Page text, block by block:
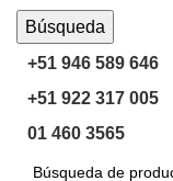
Búsqueda
+51 946 589 646
+51 922 317 005
01 460 3565